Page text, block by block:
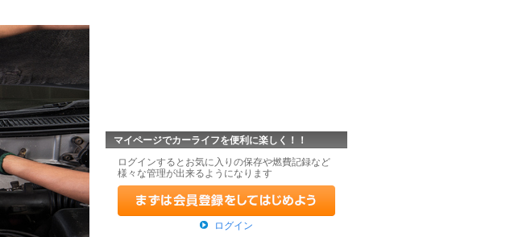
マイページでカーライフを便利に楽しく！！
ログインするとお気に入りの保存や燃費記録など
様々な管理が出来るようになります
ログイン